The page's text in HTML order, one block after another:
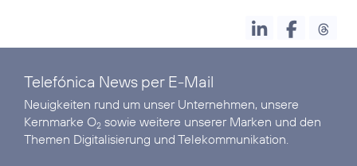
Telefónica News per E-Mail
Neuigkeiten rund um unser Unternehmen, unsere
Kernmarke O2 sowie weitere unserer Marken und den
Themen Digitalisierung und Telekommunikation.